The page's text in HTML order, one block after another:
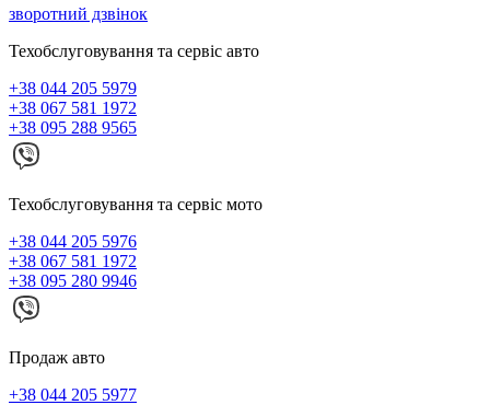
зворотний дзвінок
Техобслуговування та сервіс авто
+38 044 205 5979
+38 067 581 1972
+38 095 288 9565
Техобслуговування та сервіс мото
+38 044 205 5976
+38 067 581 1972
+38 095 280 9946
Продаж авто
+38 044 205 5977